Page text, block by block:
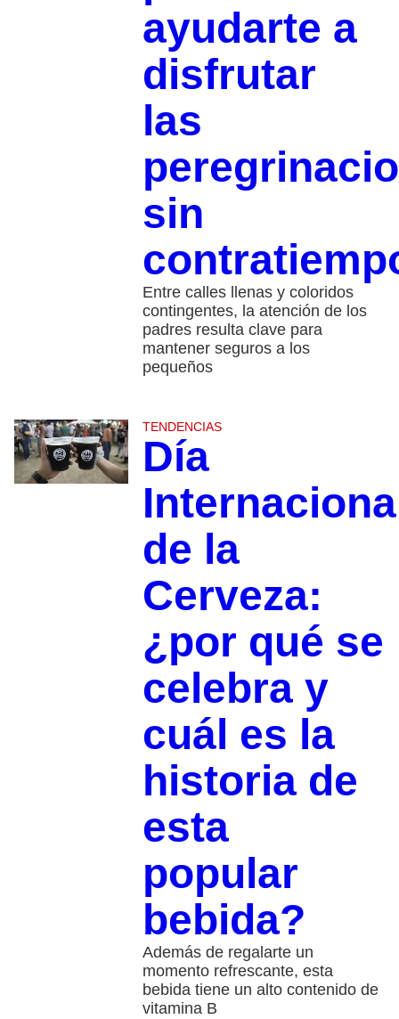
ayudarte a
disfrutar
las
sin
Entre calles llenas y coloridos
contingentes, la atención de los
padres resulta clave para
mantener seguros a los
pequeños
TENDENCIAS
Día
de la
Cerveza:
¿por qué se
celebra y
cuál es la
historia de
esta
popular
bebida?
Además de regalarte un
momento refrescante, esta
bebida tiene un alto contenido de
vitamina B